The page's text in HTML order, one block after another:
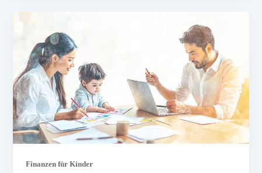
Finanzen für Kinder